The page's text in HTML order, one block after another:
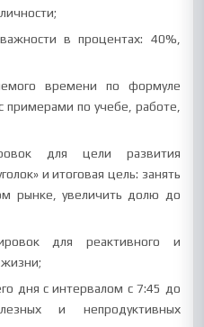
в процентах: 40%,
времени по формуле
примерами по учебе, работе,
для цели развития
и итоговая цель: занять
рынке, увеличить долю до
для реактивного и
дня с интервалом с 7:45 до
и непродуктивных